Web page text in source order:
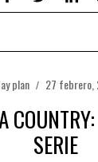
plan 27 febrero,
SERIE